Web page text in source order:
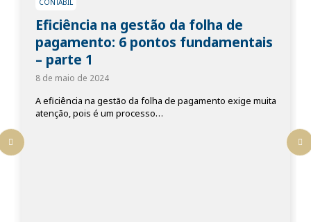
da folha de
fundamentais
de pagamento exige muita
Importação e
produtos: 9 passos
Dando continuidade a nossa